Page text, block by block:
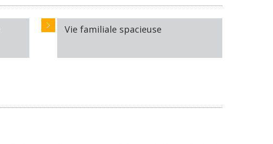
Vie familiale spacieuse